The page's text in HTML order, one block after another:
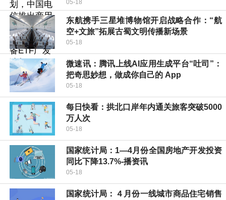
05-18
东航携手三星堆博物馆开启战略合作：“航
空+文旅”拓展古蜀文明传播新场景
05-18
微速讯：腾讯上线AI应用生成平台“吐司”：
把奇思妙想，做成你自己的 App
05-18
每日快看：拱北口岸年内通关旅客突破5000
万人次
05-18
国家统计局：1—4月份全国房地产开发投资
同比下降13.7%-播资讯
05-18
国家统计局：４月份一线城市商品住宅销售